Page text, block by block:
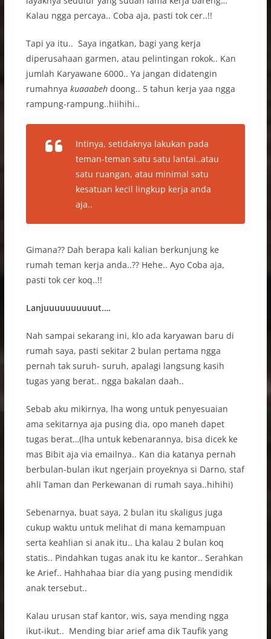
Kalau ngga percaya.. Coba aja, pasti tok cer..!!
Tapi ya itu.. Saya ingatkan, bagi yang kerja
diperusahaan garmen, atau pelintingan rokok.. Kan
jumlah Karyawane 6000.. Ya jangan didatengin
rumahnya kuaaabehdoong.. 5 tahun kerja yaa ngga
rampung-rampung..hiihihi..
Intinya, setidaknya lakukan pada
teman-teman satu satu lantai..atau
satu ruangan, atau minimal satu
kesatuan kecil lingkup kerja anda
aja..
Gimana?? Dah berapa kali kalian berkunjung ke
rumah teman kerja anda..?? Hehe.. Ayo Coba aja,
pasti tok cer koq..!!
Lanjuuuuuuuuuut….
Nah sampai sekarang ini, klo ada karyawan baru di
rumah saya, pasti sekitar 2 bulan pertama ngga
pernah tak suruh- suruh, apalagi langsung kasih
tugas yang berat.. ngga bakalan daah..
Sebab aku mikirnya, lha wong untuk penyesuaian
ama sekitarnya aja pusing dia, opo maneh dapet
tugas berat…(lha untuk kebenarannya, bisa dicek ke
mas Bibit aja via emailnya.. Kan dia katanya pernah
berbulan-bulan ikut ngerjain proyeknya si Darno, staf
ahli Taman dan Perkewanan di rumah saya..hihihi)
Sebenarnya, buat saya, 2 bulan itu skaligus juga
cukup waktu untuk melihat di mana kemampuan
serta keahlian si anak itu.. Lha kalau 2 bulan koq
statis.. Pindahkan tugas anak itu ke kantor.. Serahkan
ke Arief.. Hahhahaa biar dia yang pusing mendidik
anak tersebut..
Kalau urusan staf kantor, wis, saya mending ngga
ikut-ikut.. Mending biar arief ama dik Taufik yang